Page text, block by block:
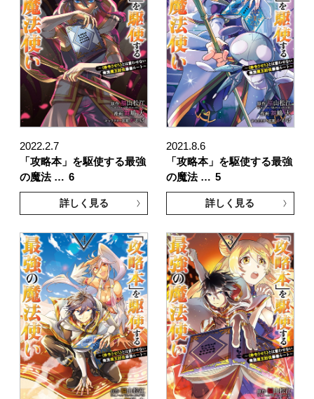
2022.2.7
「攻略本」を駆使する最強
の魔法 … 6
詳しく見る
2021.8.6
「攻略本」を駆使する最強
の魔法 … 5
詳しく見る